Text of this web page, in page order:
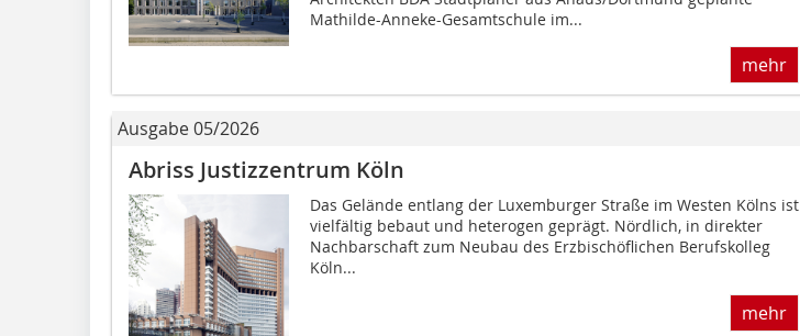
Mathilde-Anneke-Gesamtschule im...
mehr
Ausgabe 05/2026
Abriss Justizzentrum Köln
Das Gelände entlang der Luxemburger Straße im Westen Kölns ist
vielfältig bebaut und heterogen geprägt. Nördlich, in direkter
Nachbarschaft zum Neubau des Erzbischöflichen Berufskolleg
Köln...
mehr